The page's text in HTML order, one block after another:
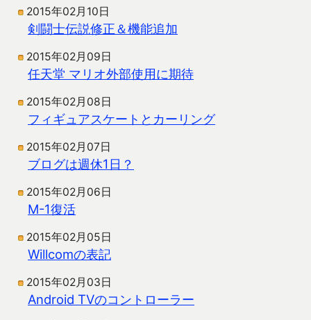
2015年02月10日
剣闘士伝説修正＆機能追加
2015年02月09日
任天堂 マリオ外部使用に期待
2015年02月08日
フィギュアスケートとカーリング
2015年02月07日
ブログは週休1日？
2015年02月06日
M-1復活
2015年02月05日
Willcomの表記
2015年02月03日
Android TVのコントローラー